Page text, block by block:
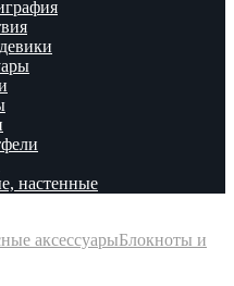
настенные
аксессуарыБлокноты и